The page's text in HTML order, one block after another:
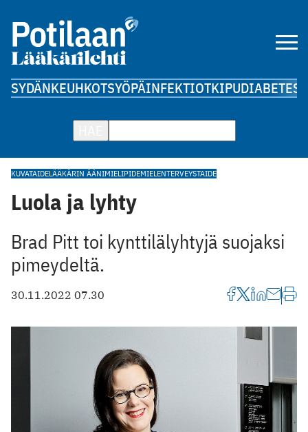
SYDÄNKEUHKOTSYÖPÄINFEKTIOTKIPUDIABETES
KUVATAIDELÄÄKÄRIN ÄÄNIMIELIPIDEMIELENTERVEYSTAIDE
Luola ja lyhty
Brad Pitt toi kynttilälyhtyjä suojaksi
pimeydeltä.
30.11.2022 07.30